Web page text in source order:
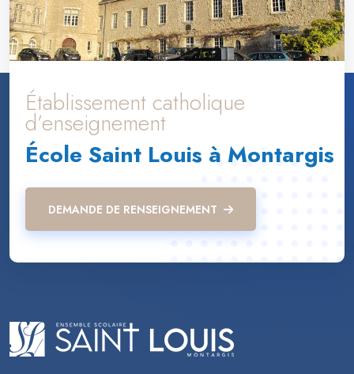
Établissement catholique
d’enseignement
École Saint Louis à Montargis
DEMANDE DE RENSEIGNEMENT